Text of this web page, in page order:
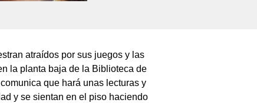
atraídos por sus juegos y las
la planta baja de la Biblioteca de
que hará unas lecturas y
y se sientan en el piso haciendo